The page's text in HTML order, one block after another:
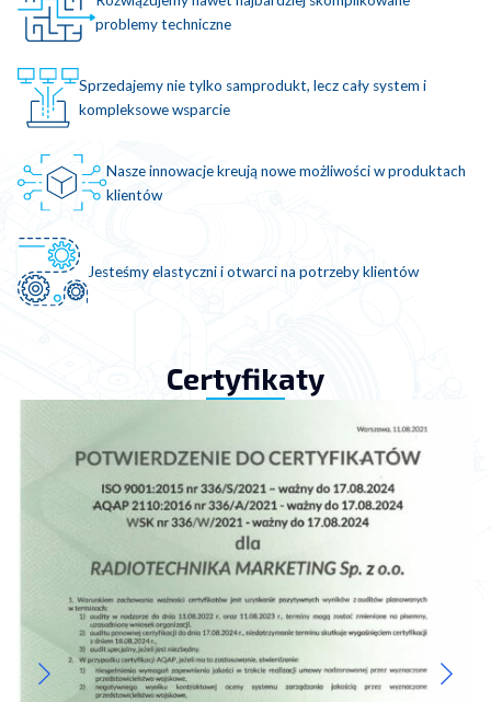
problemy techniczne
Sprzedajemy nie tylko samprodukt, lecz cały system i
kompleksowe wsparcie
Nasze innowacje kreują nowe możliwości w produktach
klientów
Jesteśmy elastyczni i otwarci na potrzeby klientów
Certyfikaty